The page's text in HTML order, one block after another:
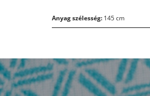
Anyag szélesség: 145 cm